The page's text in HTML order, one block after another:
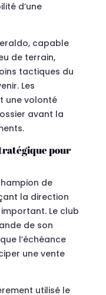
d’une
capable
de terrain,
tactiques du
Les
une volonté
avant la
pour
de
la direction
Le club
de son
l’échéance
une vente
utilisé le